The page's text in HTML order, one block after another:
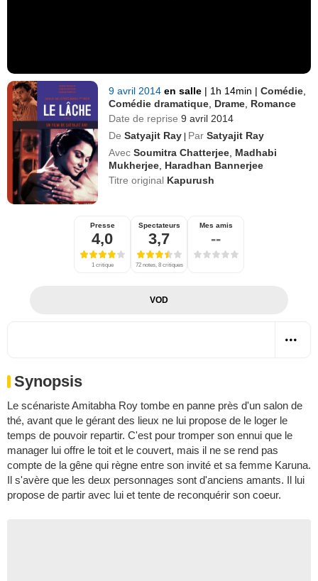
9 avril 2014en salle | 1h 14min | Comédie
Comédie dramatique Drame Romance
Date de reprise 9 avril 2014
De Satyajit Ray | Par Satyajit Ray
Avec Soumitra Chatterjee Madhabi
Mukherjee Haradhan Bannerjee
Titre original Kapurush
Presse
4,0
1 critique
Spectateurs
3,7
72 notes, 8 critiques
Mes amis
--
VOD
Synopsis
Le scénariste Amitabha Roy tombe en panne près d'un salon de
thé, avant que le gérant des lieux ne lui propose de le loger le
temps de pouvoir repartir. C'est pour tromper son ennui que le
manager lui offre le toit et le couvert, mais il ne se rend pas
compte de la gêne qui règne entre son invité et sa femme Karuna.
Il s'avère que les deux personnages sont d'anciens amants. Il lui
propose de partir avec lui et tente de reconquérir son coeur.